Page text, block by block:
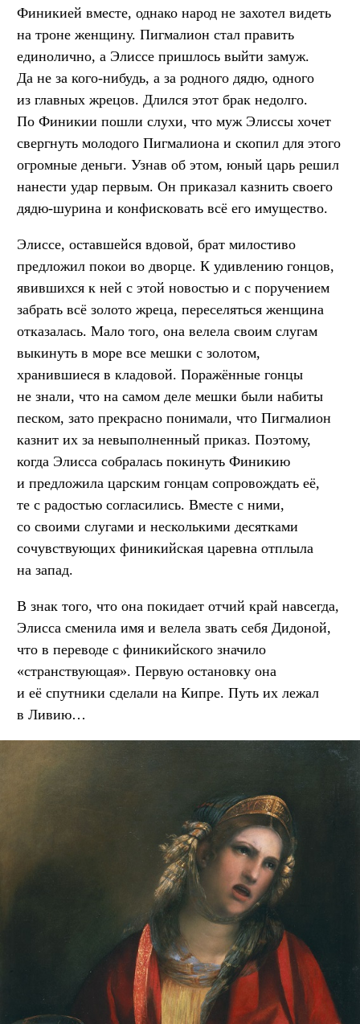
Финикией вместе, однако народ не захотел видеть
на троне женщину. Пигмалион стал править
единолично, а Элиссе пришлось выйти замуж.
Да не за кого-нибудь, а за родного дядю, одного
из главных жрецов. Длился этот брак недолго.
По Финикии пошли слухи, что муж Элиссы хочет
свергнуть молодого Пигмалиона и скопил для этого
огромные деньги. Узнав об этом, юный царь решил
нанести удар первым. Он приказал казнить своего
дядю-шурина и конфисковать всё его имущество.
Элиссе, оставшейся вдовой, брат милостиво
предложил покои во дворце. К удивлению гонцов,
явившихся к ней с этой новостью и с поручением
забрать всё золото жреца, переселяться женщина
отказалась. Мало того, она велела своим слугам
выкинуть в море все мешки с золотом,
хранившиеся в кладовой. Поражённые гонцы
не знали, что на самом деле мешки были набиты
песком, зато прекрасно понимали, что Пигмалион
казнит их за невыполненный приказ. Поэтому,
когда Элисса собралась покинуть Финикию
и предложила царским гонцам сопровождать её,
те с радостью согласились. Вместе с ними,
со своими слугами и несколькими десятками
сочувствующих финикийская царевна отплыла
на запад.
В знак того, что она покидает отчий край навсегда,
Элисса сменила имя и велела звать себя Дидоной,
что в переводе с финикийского значило
«странствующая». Первую остановку она
и её спутники сделали на Кипре. Путь их лежал
в Ливию…